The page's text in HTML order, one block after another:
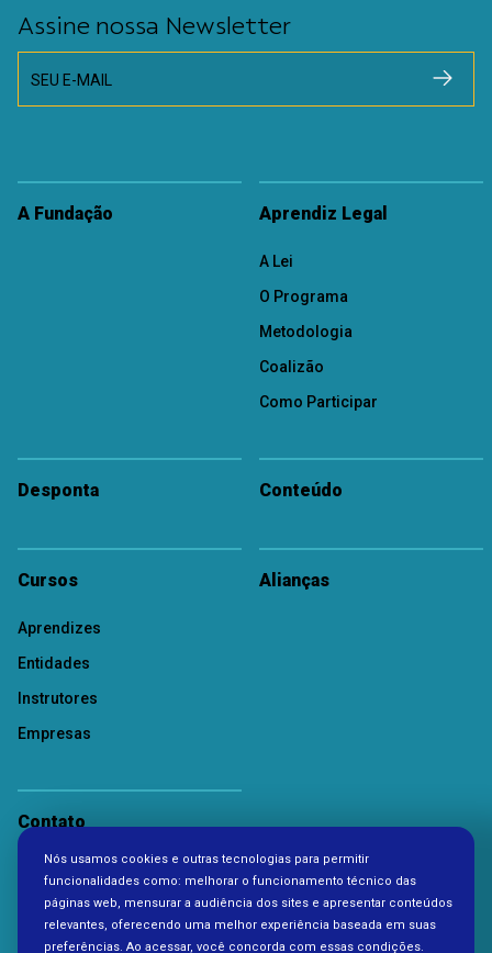
Assine nossa Newsletter
SEU E-MAIL
A Fundação Aprendiz Legal
A Lei
O Programa
Metodologia
Coalizão
Como Participar
Desponta Conteúdo
Cursos
Aprendizes
Entidades
Instrutores
Empresas
Alianças
Contato
Nós usamos cookies e outras tecnologias para permitir
funcionalidades como: melhorar o funcionamento técnico das
páginas web, mensurar a audiência dos sites e apresentar conteúdos
relevantes, oferecendo uma melhor experiência baseada em suas
preferências. Ao acessar, você concorda com essas condições.